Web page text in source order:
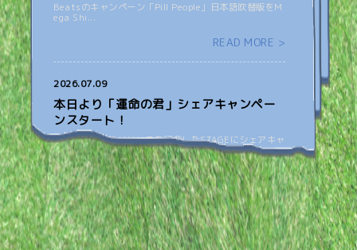
Beatsのキャンペーン「Pill People」日本語吹替版をM
ega Shi...
READ MORE >
2026.07.09
本日より「運命の君」シェアキャンペー
ンスタート！
「運命の君」のリリースを記念したSTAGEにシェアキャ
ンペーンがスタート！ ご...
READ MORE >
1 2 3 4 ⋯ ≫